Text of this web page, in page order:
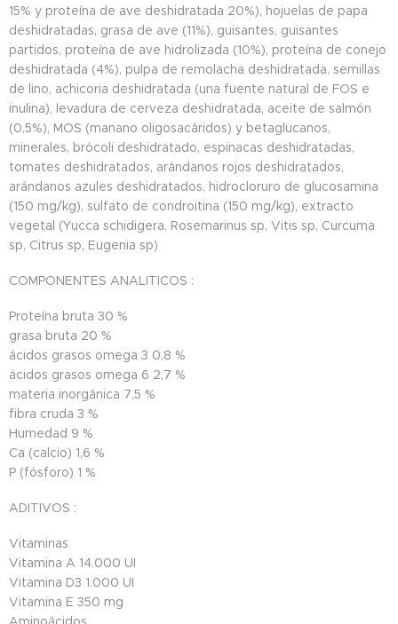
15% y proteína de ave deshidratada 20%), hojuelas de papa
deshidratadas, grasa de ave (11%), guisantes, guisantes
partidos, proteína de ave hidrolizada (10%), proteína de conejo
deshidratada (4%), pulpa de remolacha deshidratada, semillas
de lino, achicoria deshidratada (una fuente natural de FOS e
inulina), levadura de cerveza deshidratada, aceite de salmón
(0,5%), MOS (manano oligosacáridos) y betaglucanos,
minerales, brócoli deshidratado, espinacas deshidratadas,
tomates deshidratados, arándanos rojos deshidratados,
arándanos azules deshidratados, hidrocloruro de glucosamina
(150 mg/kg), sulfato de condroitina (150 mg/kg), extracto
vegetal (Yucca schidigera, Rosemarinus sp, Vitis sp, Curcuma
sp, Citrus sp, Eugenia sp)
COMPONENTES ANALITICOS :
Proteína bruta 30 %
grasa bruta 20 %
ácidos grasos omega 3 0,8 %
ácidos grasos omega 6 2,7 %
materia inorgánica 7,5 %
fibra cruda 3 %
Humedad 9 %
Ca (calcio) 1,6 %
P (fósforo) 1 %
ADITIVOS :
Vitaminas
Vitamina A 14.000 UI
Vitamina D3 1.000 UI
Vitamina E 350 mg